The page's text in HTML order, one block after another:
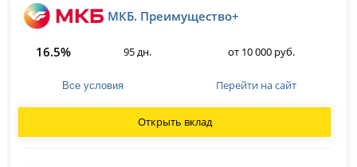
МКБ. Преимущество+
16.5% 95 дн. от 10 000 руб.
Все условия Перейти на сайт
Открыть вклад